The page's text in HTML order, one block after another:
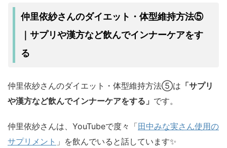
仲里依紗さんのダイエット・体型維持方法⑤
｜サプリや漢方など飲んでインナーケアをす
る
仲里依紗さんのダイエット・体型維持方法⑤は 「サプリ
や漢方など飲んでインナーケアをする」 です。
仲里依紗さんは、YouTubeで度々「田中みな実さん使用の
サプリメント 」を飲んでいると話しています✨